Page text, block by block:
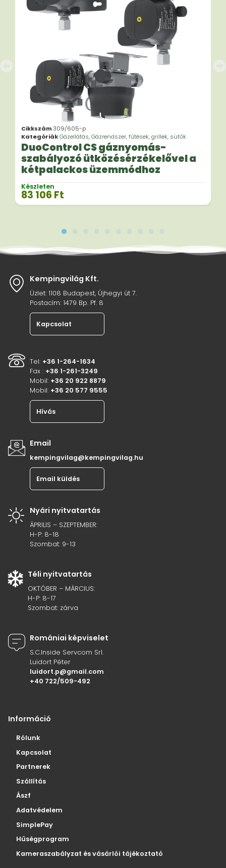
Cikkszám 309/605-p
KategóriákGázellátás,Gázrendszer, fűtések, grillek, sütők
DuoControl CS gáznyomás-
szabályozó ütközésérzékelővel a
kétpalackos üzemmódhoz
Készleten
83 106 Ft
Kempingvilág Kft.
Üzlet: 1108 Budapest, Újhegyi út 7.
Postacím: 1479 Bp. Pf. 8
Kapcsolat
Tel: +36 1-264-1634
Fax : +36 1-261-3249
Mobil: +36 20 922 8879
Mobil: +36 20 577 9555
Hívás
Email
kempingvilag@kempingvilag.hu
Email küldés
Nyári nyitvatartás
ÁPRILIS – SZEPTEMBER:
H-P: 8-18
Szombat: 9-13
Téli nyitvatartás
OKTÓBER – MÁRCIUS:
H-P: 8-17
Szombat: zárva
Romániai képviselet
S.C.Inside Servcom Srl.
Luidort Péter
luidort.p@gmail.com
+40 722/509-492
Információ
Rólunk
Kapcsolat
Partnerek
Szállítás
Ászf
Adatvédelem
SimplePay
Hűségprogram
Kameraszabályzat és vásárlói tájékoztató